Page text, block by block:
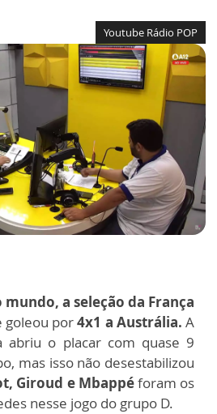
Youtube Rádio POP
a seleção da França
goleou por4x1 a Austrália. A
abriu o placar com quase 9
mas isso não desestabilizou
Giroud e Mbappéforam os
nesse jogo do grupo D.